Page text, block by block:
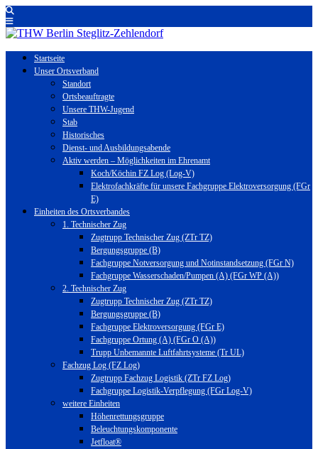
Startseite
Unser Ortsverband
Standort
Ortsbeauftragte
Unsere THW-Jugend
Stab
Historisches
Dienst- und Ausbildungsabende
Aktiv werden – Möglichkeiten im Ehrenamt
Koch/Köchin FZ Log (Log-V)
Elektrofachkräfte für unsere Fachgruppe Elektroversorgung (FGr
E)
Einheiten des Ortsverbandes
1. Technischer Zug
Zugtrupp Technischer Zug (ZTr TZ)
Bergungsgruppe (B)
Fachgruppe Notversorgung und Notinstandsetzung (FGr N)
Fachgruppe Wasserschaden/Pumpen (A) (FGr WP (A))
2. Technischer Zug
Zugtrupp Technischer Zug (ZTr TZ)
Bergungsgruppe (B)
Fachgruppe Elektroversorgung (FGr E)
Fachgruppe Ortung (A) (FGr O (A))
Trupp Unbemannte Luftfahrtsysteme (Tr UL)
Fachzug Log (FZ Log)
Zugtrupp Fachzug Logistik (ZTr FZ Log)
Fachgruppe Logistik-Verpflegung (FGr Log-V)
weitere Einheiten
Höhenrettungsgruppe
Beleuchtungskomponente
Jetfloat®